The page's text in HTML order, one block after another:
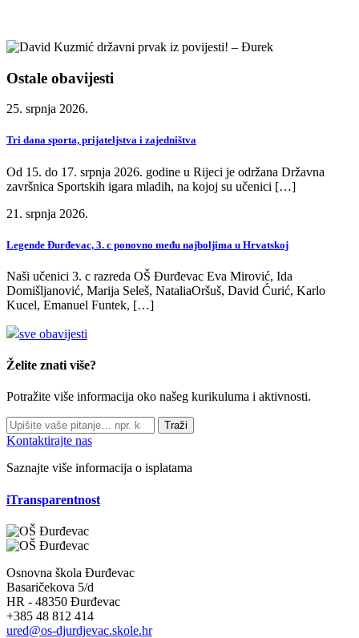
Ostale obavijesti
25. srpnja 2026.
Tri dana sporta, prijateljstva i zajedništva
Od 15. do 17. srpnja 2026. godine u Rijeci je održana Državna
završnica Sportskih igara mladih, na kojoj su učenici […]
21. srpnja 2026.
Legende Đurđevac, 3. c ponovno među najboljima u Hrvatskoj
Naši učenici 3. c razreda OŠ Đurđevac Eva Mirović, Ida
Domišljanović, Marija Seleš, NataliaOršuš, David Ćurić, Karlo
Kucel, Emanuel Funtek, […]
sve obavijesti
Želite znati više?
Potražite više informacija oko našeg kurikuluma i aktivnosti.
Traži
Kontaktirajte nas
Saznajte više informacija o isplatama
iTransparentnost
Osnovna škola Đurđevac
Basaričekova 5/d
HR - 48350 Đurđevac
+385 48 812 414
ured@os-djurdjevac.skole.hr